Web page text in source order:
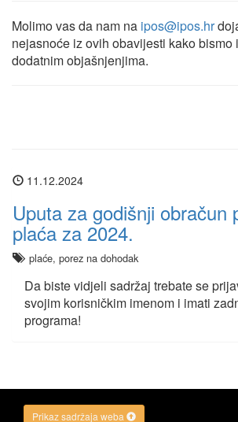
Molimo vas da nam na ipos@ipos.hr
nejasnoće iz ovih obavijesti kako bismo
dodatnim objašnjenjima.
11.12.2024
Uputa za godišnji obračun
plaća za 2024.
plaće, porez na dohodak
Da biste vidjeli sadržaj trebate se
svojim korisničkim imenom i imati
programa!
Prikaz sadržaja weba